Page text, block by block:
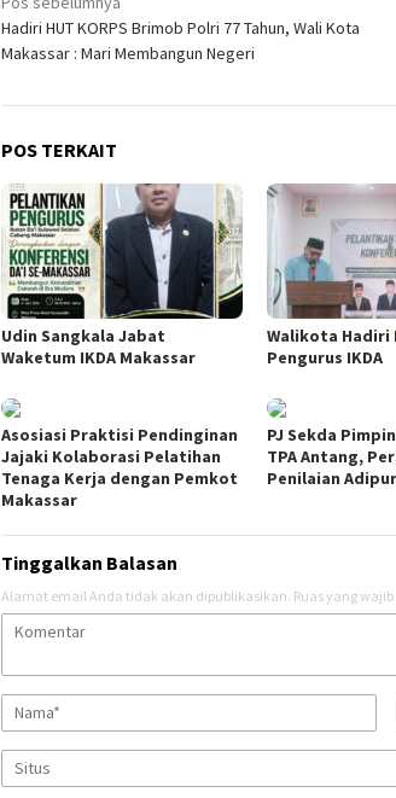
pos
Hadiri HUT KORPS Brimob Polri 77 Tahun, Wali Kota
Makassar : Mari Membangun Negeri
POS TERKAIT
Udin Sangkala Jabat
Waketum IKDA Makassar
Walikota Hadiri
Pengurus IKDA
Asosiasi Praktisi Pendinginan
Jajaki Kolaborasi Pelatihan
Tenaga Kerja dengan Pemkot
Makassar
PJ Sekda
TPA Antang,
Penilaian
Tinggalkan Balasan
Alamat email Anda tidak akan dipublikasikan. Ruas yang